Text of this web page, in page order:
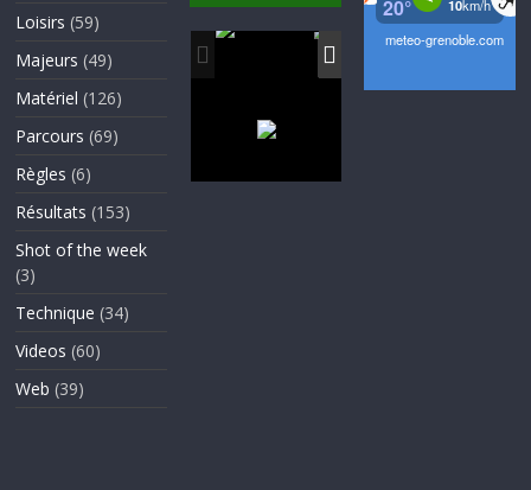
Loisirs (59)
Majeurs (49)
Matériel (126)
Parcours (69)
Règles (6)
Résultats (153)
Shot of the week
(3)
Technique (34)
Videos (60)
Web (39)